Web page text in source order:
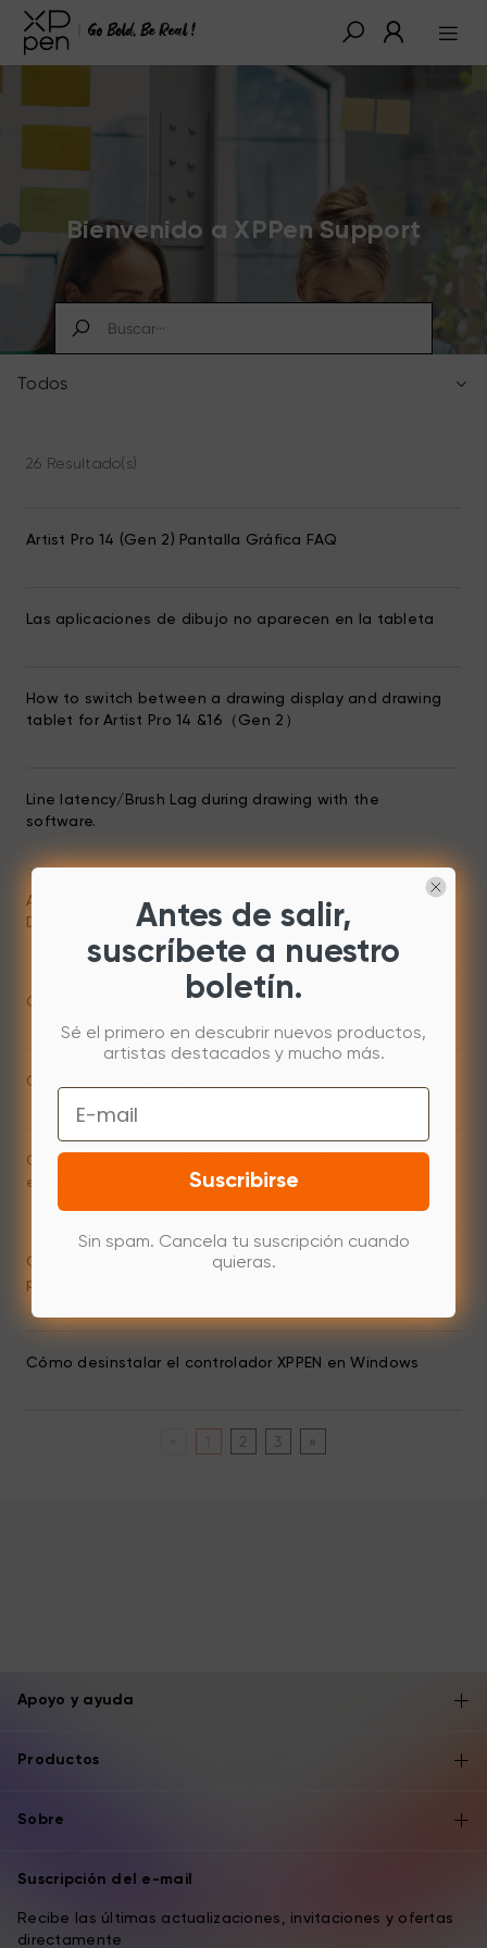
Bienvenido a XPPen Support
Todos
26 Resultado(s)
Artist Pro 14 (Gen 2) Pantalla Gráfica FAQ
Las aplicaciones de dibujo no aparecen en la tableta
How to switch between a drawing display and drawing
tablet for Artist Pro 14 &16（Gen 2）
Line latency/Brush Lag during drawing with the
software.
Adjusting the color temperature and color space with
Drawing display.
Cambio de mapeo de pantalla en la tableta digital
Cómo activar Wintab en Toon Boom Storyboard Pro 6
Cómo configurar las teclas para el lápiz y el borrador
en WPS
Cómo desactivar el botón derecho del ratón con
presión prolongada en Windows 11
Cómo desinstalar el controlador XPPEN en Windows
2 3 »
Apoyo y ayuda
Productos
Sobre
Suscripción del e-mail
Recibe las últimas actualizaciones, invitaciones y ofertas
directamente
Antes de salir,
suscríbete a nuestro
boletín.
Sé el primero en descubrir nuevos productos,
artistas destacados y mucho más.
Email
Suscribirse
Sin spam. Cancela tu suscripción cuando
quieras.